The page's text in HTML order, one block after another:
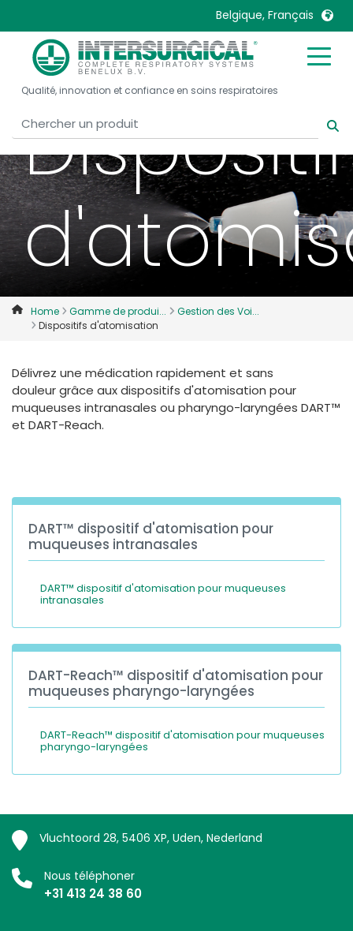
Belgique, Français
United Kingdom
United States
Australia
Belgique, Français
Canada, English
Canada, Français
China
Denmark
Deutschland
France
Italia
Malaysia
Mexico
Nederlands
Norway
International English
Qualité, innovation et confiance en soins respiratoires
Home Gamme de produi...
Gestion des Voi...
Dispositifs d'atomisation
Délivrez une médication rapidement et sans
douleur grâce aux dispositifs d'atomisation pour
muqueuses intranasales ou pharyngo-laryngées DART™
et DART-Reach.
DART™ dispositif d'atomisation pour
muqueuses intranasales
DART™ dispositif d'atomisation pour muqueuses
intranasales
DART-Reach™ dispositif d'atomisation pour
muqueuses pharyngo-laryngées
DART-Reach™ dispositif d'atomisation pour muqueuses
pharyngo-laryngées
Vluchtoord 28, 5406 XP, Uden, Nederland
Nous téléphoner
+31 413 24 38 60